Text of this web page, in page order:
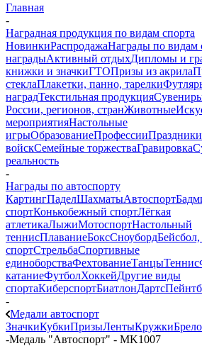
Главная
-
Наградная продукция по видам спорта
НовинкиРаспродажаНаграды по видам
наградыАктивный отдыхДипломы и
книжки и значкиГТОПризы из акрила
стеклаПлакетки, панно, тарелки
наградТекстильная продукция
России, регионов, странЖивотные
мероприятияНастольные
игрыОбразованиеПрофессии
войскСемейные торжестваГравировка
реальность
-
Награды по автоспорту
КартингПаделШахматыАвтоспорт
спортКонькобежный спортЛёгкая
атлетикаЛыжиМотоспортНастольный
теннисПлаваниеБоксСноубордБейсбол,
спортСтрельбаСпортивные
единоборстваФехтованиеТанцыТеннис
катаниеФутболХоккейДругие виды
спортаКиберспортБиатлонДартс
-
Медали автоспорт
ЗначкиКубкиПризыЛентыКружки
-Медаль "Автоспорт" - MK1007